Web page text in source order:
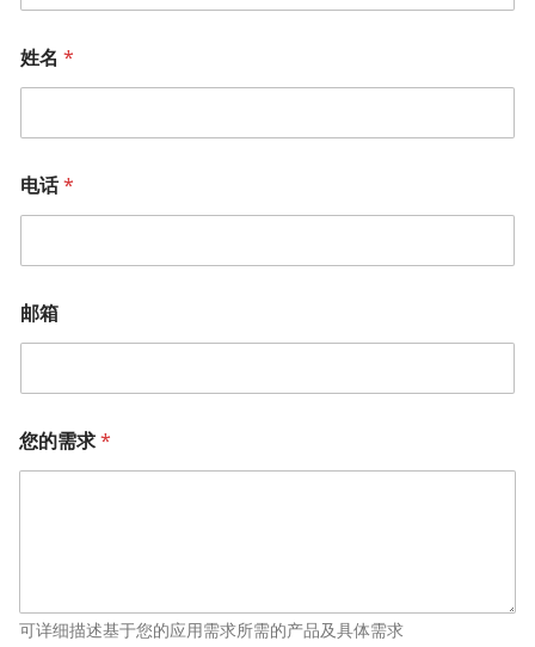
姓名 *
电话*
邮箱
您的需求*
可详细描述基于您的应用需求所需的产品及具体需求